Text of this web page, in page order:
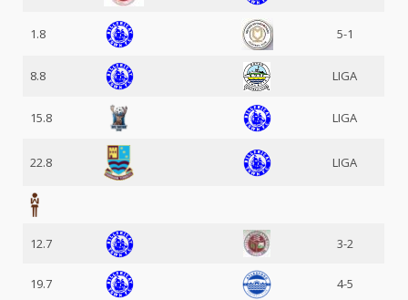
1.8 5-1
8.8 LIGA
15.8 LIGA
22.8 LIGA
12.7 3-2
19.7 4-5